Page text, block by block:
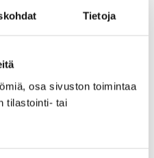
Tietoja
osa sivuston toimintaa
tilastointi- tai
indeksiin, ja ne kulkevat
ei ole mukana
meidän indeksissä
ulottuu vuoteen 1969, jonka
luotettavia indeksejä.